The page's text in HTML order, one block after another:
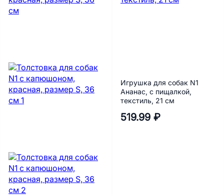
Игрушка для собак N1
Ананас, с пищалкой,
текстиль, 21 см
519.99 ₽